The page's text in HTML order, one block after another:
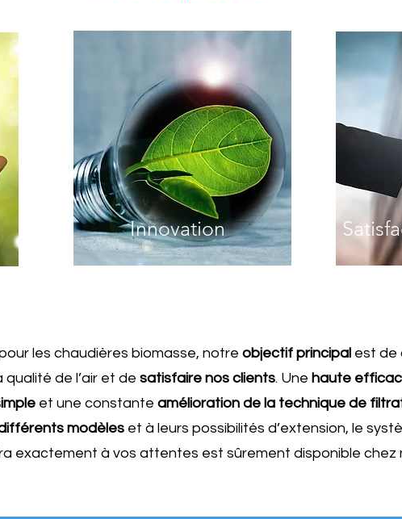
Innovation
les chaudières biomasse, notre objectif principalest de
de l’air et de satisfaire nos clients. Une haute
et une constante amélioration de la technique de
modèleset à leurs possibilités d’extension, le
exactement à vos attentes est sûrement disponible chez